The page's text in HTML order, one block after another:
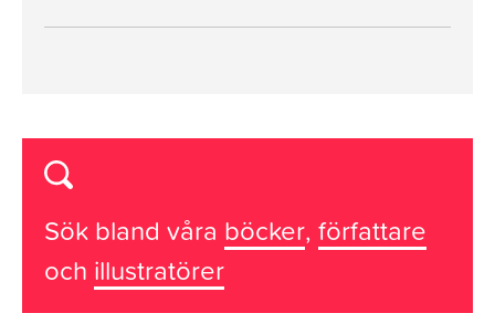
Sök bland våra böcker, författare
och illustratörer